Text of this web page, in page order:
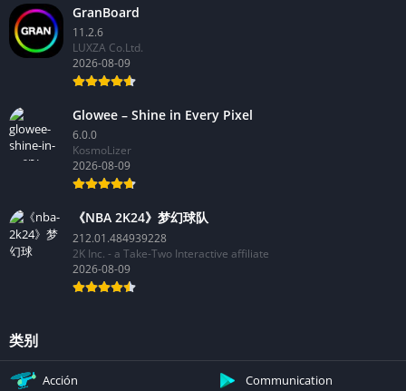
GranBoard
11.2.6
LUXZA Co.Ltd.
2026-08-09
Glowee – Shine in Every Pixel
6.0.0
KosmoLizer
2026-08-09
《NBA 2K24》梦幻球队
212.01.484939228
2K Inc. - a Take-Two Interactive affiliate
2026-08-09
类别
Acción Communication